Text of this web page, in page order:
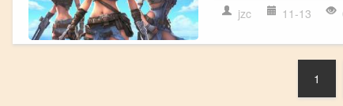
jzc 11-13
1